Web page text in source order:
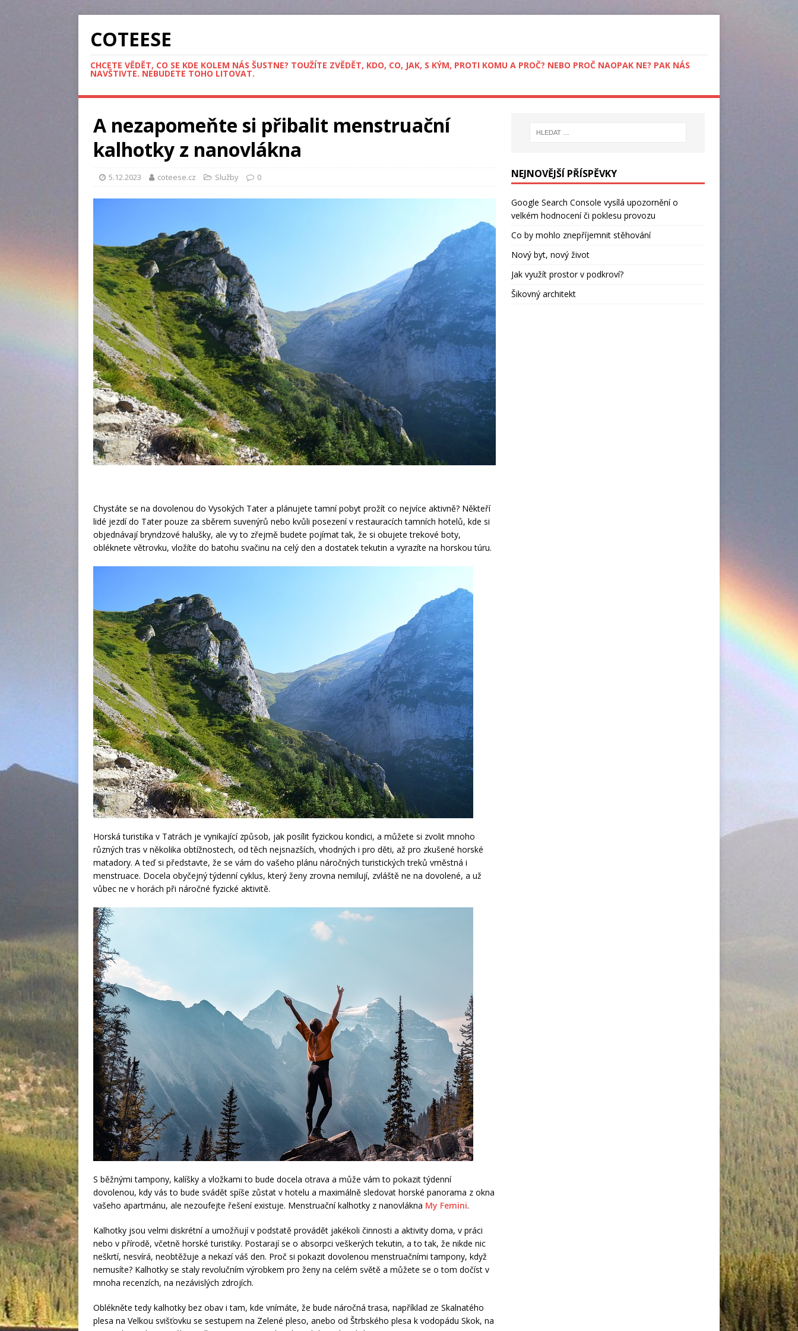
COTEESE
CHCETE VĚDĚT, CO SE KDE KOLEM NÁS ŠUSTNE? TOUŽÍTE ZVĚDĚT, KDO, CO, JAK, S KÝM, PROTI KOMU A PROČ? NEBO PROČ NAOPAK NE? PAK NÁS
NAVŠTIVTE. NEBUDETE TOHO LITOVAT.
A nezapomeňte si přibalit menstruační
kalhotky z nanovlákna
5.12.2023 coteese.cz Služby 0
Chystáte se na dovolenou do Vysokých Tater a plánujete tamní pobyt prožít co nejvíce aktivně? Někteří
lidé jezdí do Tater pouze za sběrem suvenýrů nebo kvůli posezení v restauracích tamních hotelů, kde si
objednávají bryndzové halušky, ale vy to zřejmě budete pojímat tak, že si obujete trekové boty,
obléknete větrovku, vložíte do batohu svačinu na celý den a dostatek tekutin a vyrazíte na horskou túru.
Horská turistika v Tatrách je vynikající způsob, jak posílit fyzickou kondici, a můžete si zvolit mnoho
různých tras v několika obtížnostech, od těch nejsnazších, vhodných i pro děti, až pro zkušené horské
matadory. A teď si představte, že se vám do vašeho plánu náročných turistických treků vměstná i
menstruace. Docela obyčejný týdenní cyklus, který ženy zrovna nemilují, zvláště ne na dovolené, a už
vůbec ne v horách při náročné fyzické aktivitě.
S běžnými tampony, kalíšky a vložkami to bude docela otrava a může vám to pokazit týdenní
dovolenou, kdy vás to bude svádět spíše zůstat v hotelu a maximálně sledovat horské panorama z okna
vašeho apartmánu, ale nezoufejte řešení existuje. Menstruační kalhotky z nanovlákna My Femini.
Kalhotky jsou velmi diskrétní a umožňují v podstatě provádět jakékoli činnosti a aktivity doma, v práci
nebo v přírodě, včetně horské turistiky. Postarají se o absorpci veškerých tekutin, a to tak, že nikde nic
neškrtí, nesvírá, neobtěžuje a nekazí váš den. Proč si pokazit dovolenou menstruačními tampony, když
nemusíte? Kalhotky se staly revolučním výrobkem pro ženy na celém světě a můžete se o tom dočíst v
mnoha recenzích, na nezávislých zdrojích.
Oblékněte tedy kalhotky bez obav i tam, kde vnímáte, že bude náročná trasa, například ze Skalnatého
plesa na Velkou svišťovku se sestupem na Zelené pleso, anebo od Štrbského plesa k vodopádu Skok, na
NEJNOVĚJŠÍ PŘÍSPĚVKY
Google Search Console vysílá upozornění o
velkém hodnocení či poklesu provozu
Co by mohlo znepříjemnit stěhování
Nový byt, nový život
Jak využít prostor v podkroví?
Šikovný architekt